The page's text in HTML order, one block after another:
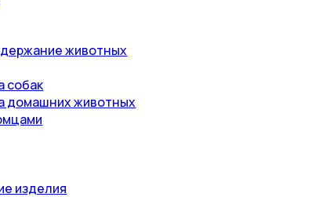
животных
собак
домашних животных
изделия